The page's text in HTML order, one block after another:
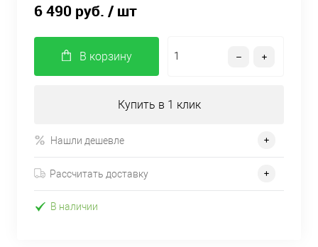
6 490 руб. / шт
В корзину
Купить в 1 клик
Нашли дешевле
Рассчитать доставку
В наличии